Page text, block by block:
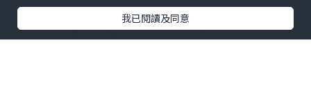
我已閱讀及同意